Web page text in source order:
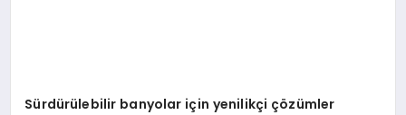
Sürdürülebilir banyolar için yenilikçi çözümler